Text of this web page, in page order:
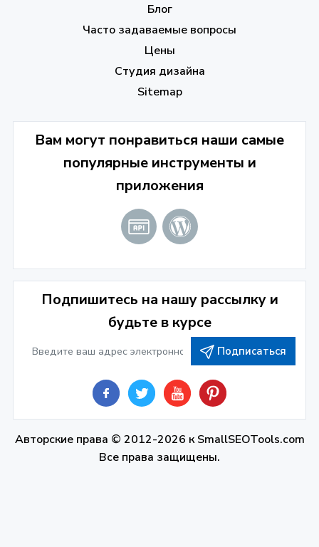
Блог
Часто задаваемые вопросы
Цены
Студия дизайна
Sitemap
Вам могут понравиться наши самые
популярные инструменты и
приложения
Подпишитесь на нашу рассылку и
будьте в курсе
Подписаться
Авторские права © 2012-2026 кSmallSEOTools.com
Все права защищены.